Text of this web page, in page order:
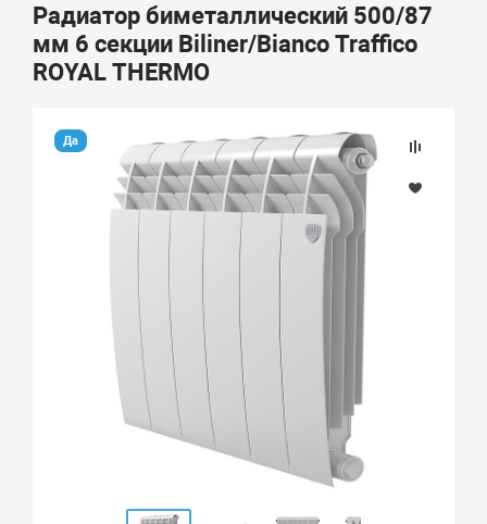
Радиатор биметаллический 500/87
мм 6 секции Biliner/Bianco Traffico
ROYAL THERMO
Да